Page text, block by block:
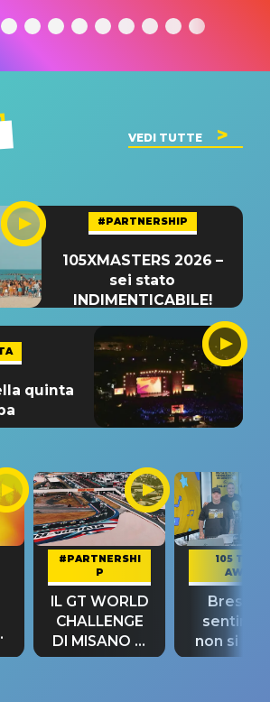
del singolo
VEDI TUTTE
#PARTNERSHIP
105XMASTERS 2026 –
sei stato
INDIMENTICABILE!
quinta
#PARTNERSHI
P
IL GT WORLD
CHALLENGE
DI MISANO si
riconferma
105 TAKE
AWAY
Bresh:
non si
fino alla